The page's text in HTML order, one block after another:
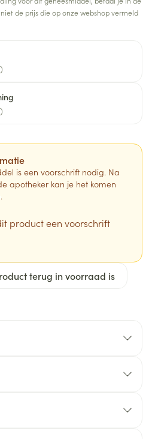
de prijs die op onze webshop vermeld
is een voorschrift nodig. Na
apotheker kan je het komen
product een voorschrift
terug in voorraad is